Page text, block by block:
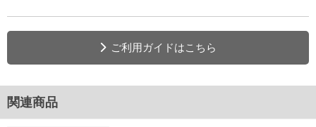
ご利用ガイドはこちら
関連商品